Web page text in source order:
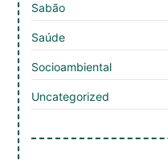
Sabão
Saúde
Socioambiental
Uncategorized